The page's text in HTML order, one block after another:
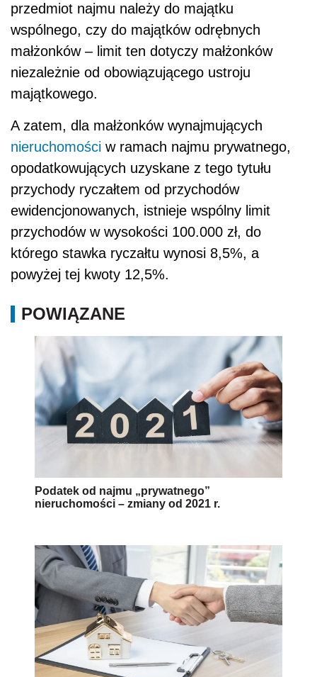
przedmiot najmu należy do majątku
wspólnego, czy do majątków odrębnych
małżonków – limit ten dotyczy małżonków
niezależnie od obowiązującego ustroju
majątkowego.
A zatem, dla małżonków wynajmujących
nieruchomości w ramach najmu prywatnego,
opodatkowujących uzyskane z tego tytułu
przychody ryczałtem od przychodów
ewidencjonowanych, istnieje wspólny limit
przychodów w wysokości 100.000 zł, do
którego stawka ryczałtu wynosi 8,5%, a
powyżej tej kwoty 12,5%.
POWIĄZANE
Podatek od najmu „prywatnego”
nieruchomości – zmiany od 2021 r.